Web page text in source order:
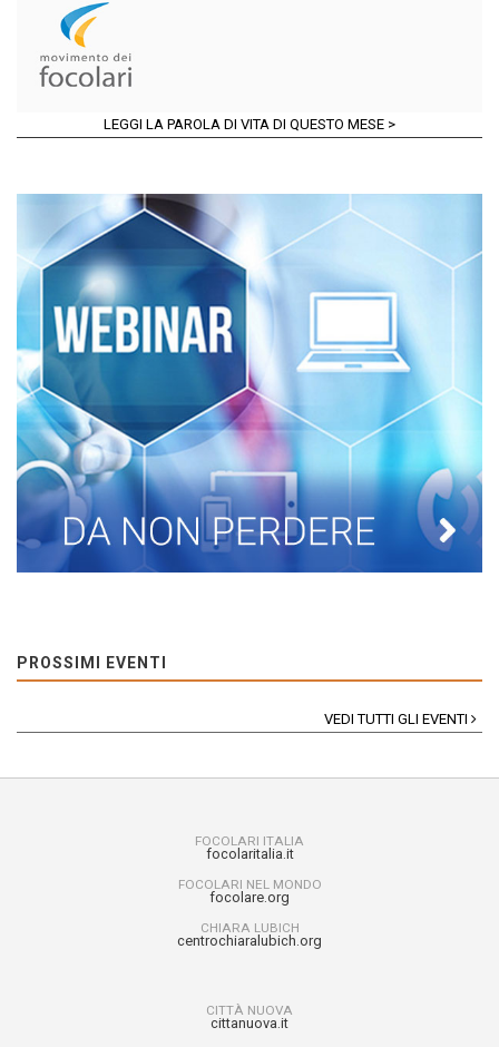
LEGGI LA PAROLA DI VITA DI QUESTO MESE >
PROSSIMI EVENTI
VEDI TUTTI GLI EVENTI
FOCOLARI ITALIA
focolaritalia.it
FOCOLARI NEL MONDO
focolare.org
CHIARA LUBICH
centrochiaralubich.org
CITTÀ NUOVA
cittanuova.it